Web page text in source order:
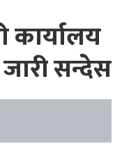
कार्यालय
सन्देस